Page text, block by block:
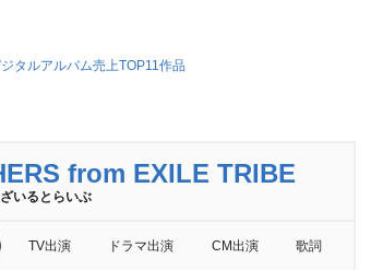
タルアルバム売上TOP11作品
from EXILE TRIBE
いるとらいぶ
TV出演 ドラマ出演 CM出演 歌詞